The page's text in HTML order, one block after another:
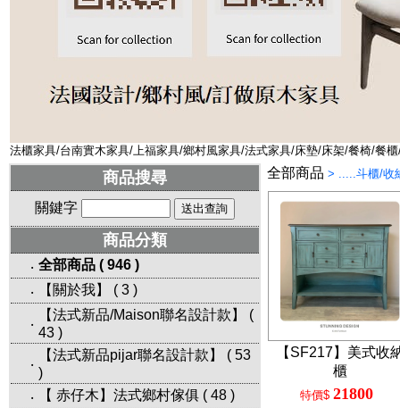
法櫃家具/台南實木家具/上福家具/鄉村風家具/法式家具/床墊/床架/餐椅/餐
商品搜尋
關鍵字
商品分類
‧ 全部商品 ( 946 )
‧
【關於我】 ( 3 )
‧
【法式新品/Maison聯名設計款】
(
43 )
‧
【法式新品pijar聯名設計款】 ( 53
)
‧
【 赤仔木】法式鄉村傢俱 ( 48 )
全部商品 > .....斗櫃/收
【SF217】美式收
櫃
特價$ 21800